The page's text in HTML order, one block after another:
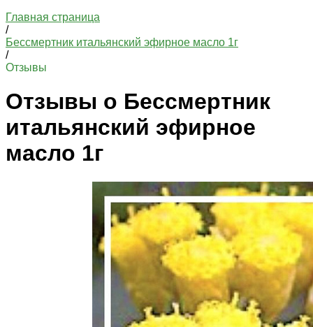
Главная страница
/
Бессмертник итальянский эфирное масло 1г
/
Отзывы
Отзывы о Бессмертник
итальянский эфирное
масло 1г